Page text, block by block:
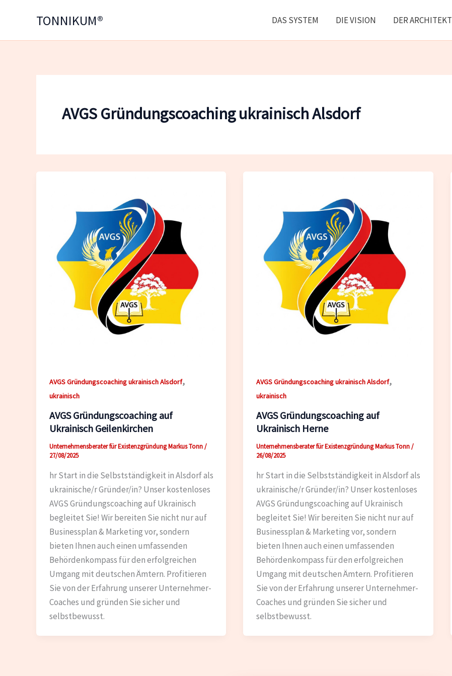
TONNIKUM® DAS SYSTEM DIE VISION DER ARCHITEKT
AVGS Gründungscoaching ukrainisch Alsdorf
AVGS Gründungscoaching ukrainisch Alsdorf,
ukrainisch
AVGS Gründungscoaching auf
Ukrainisch Geilenkirchen
Unternehmensberater für Existenzgründung Markus Tonn/
27/08/2025
hr Start in die Selbstständigkeit in Alsdorf als
ukrainische/r Gründer/in? Unser kostenloses
AVGS Gründungscoaching auf Ukrainisch
begleitet Sie! Wir bereiten Sie nicht nur auf
Businessplan & Marketing vor, sondern
bieten Ihnen auch einen umfassenden
Behördenkompass für den erfolgreichen
Umgang mit deutschen Ämtern. Profitieren
Sie von der Erfahrung unserer Unternehmer-
Coaches und gründen Sie sicher und
selbstbewusst.
AVGS Gründungscoaching ukrainisch Alsdorf,
ukrainisch
AVGS Gründungscoaching auf
Ukrainisch Herne
Unternehmensberater für Existenzgründung Markus Tonn/
26/08/2025
hr Start in die Selbstständigkeit in Alsdorf als
ukrainische/r Gründer/in? Unser kostenloses
AVGS Gründungscoaching auf Ukrainisch
begleitet Sie! Wir bereiten Sie nicht nur auf
Businessplan & Marketing vor, sondern
bieten Ihnen auch einen umfassenden
Behördenkompass für den erfolgreichen
Umgang mit deutschen Ämtern. Profitieren
Sie von der Erfahrung unserer Unternehmer-
Coaches und gründen Sie sicher und
selbstbewusst.